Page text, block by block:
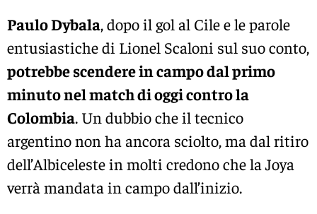
Paulo Dybala, dopo il gol al Cile e le parole
entusiastiche di Lionel Scaloni sul suo conto,
potrebbe scendere in campo dal primo
minuto nel match di oggi contro la
Colombia. Un dubbio che il tecnico
argentino non ha ancora sciolto, ma dal ritiro
dell’Albiceleste in molti credono che la Joya
verrà mandata in campo dall’inizio.